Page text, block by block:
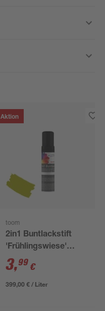
Aktion
toom
2in1 Buntlackstift
'Frühlingswiese'
limettengrün
seidenmatt 12 ml
3,99 €
399,00 € / Liter